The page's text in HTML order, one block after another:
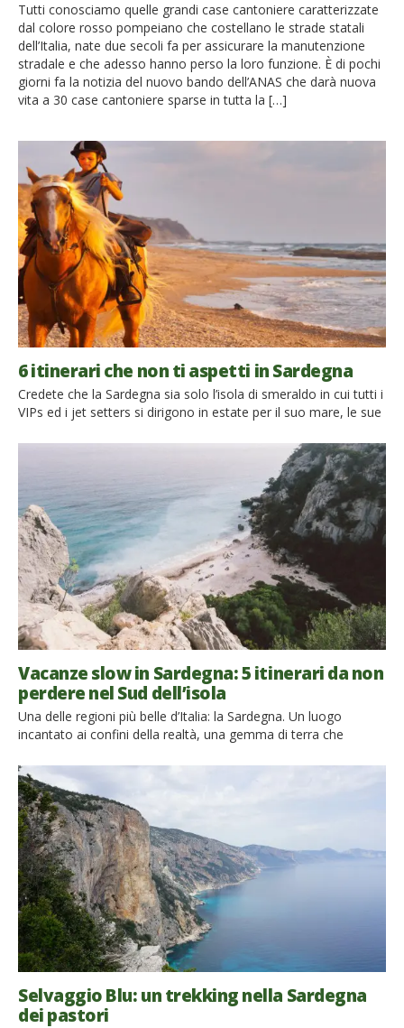
Tutti conosciamo quelle grandi case cantoniere caratterizzate
dal colore rosso pompeiano che costellano le strade statali
dell’Italia, nate due secoli fa per assicurare la manutenzione
stradale e che adesso hanno perso la loro funzione. È di pochi
giorni fa la notizia del nuovo bando dell’ANAS che darà nuova
vita a 30 case cantoniere sparse in tutta la […]
6 itinerari che non ti aspetti in Sardegna
Credete che la Sardegna sia solo l’isola di smeraldo in cui tutti i
VIPs ed i jet setters si dirigono in estate per il suo mare, le sue
Provate a vedere le varie proposte che Viaggi Verdi ha scovato
Vacanze slow in Sardegna: 5 itinerari da non
perdere nel Sud dell’isola
Una delle regioni più belle d’Italia: la Sardegna. Un luogo
incantato ai confini della realtà, una gemma di terra che
di loro, che la rendono un vero paradiso naturale. Ma la
Sardegna non è solo questo: è la destinazione perfetta anche
per chi preferisce […]
Selvaggio Blu: un trekking nella Sardegna
dei pastori